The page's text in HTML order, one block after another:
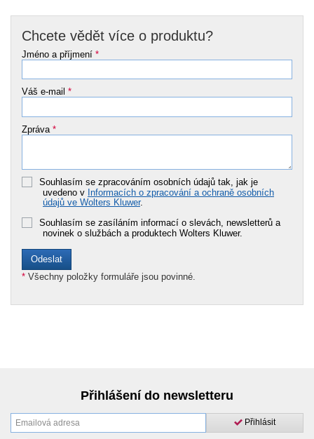
Chcete vědět více o produktu?
Jméno a příjmení *
Váš e-mail *
Zpráva *
Souhlasím se zpracováním osobních údajů tak, jak je
uvedeno v Informacích o zpracování a ochraně osobních
údajů ve Wolters Kluwer.
Souhlasím se zasíláním informací o slevách, newsletterů a
novinek o službách a produktech Wolters Kluwer.
* Všechny položky formuláře jsou povinné.
Přihlášení do newsletteru
Přihlásit